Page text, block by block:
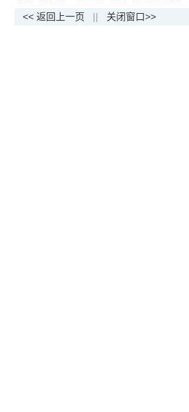
<< 返回上一页 || 关闭窗口>>